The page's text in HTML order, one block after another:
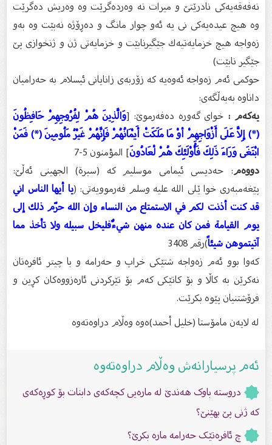
نەفەقەیەكى نادرێتێ و میرات نە وەردەگرێت وە وەریش دەگرێت
وە هیچ عیدەیەكى نى یە ئەو چوار مانگ و دەڕۆژە نەبێت وە بەو
زەواجە هیچ خزمایەتیەك جێگیرنابێت و خزمایەتى ژن و ژنخوازى پێ
جێگیر نابێت)
حوكمى ئەم زەواجە ئەوەیە كە زۆربەى زانایانى ئیسلام بە حەرامیان
داناوە بەبەڵگەى:
یەكەم :خواى گەورە دەفەرموێ: [وَالَّذِينَ هُمْ لِفُرُوجِهِمْ حَافِظُونَ
(*) إِلاَّ عَلَى أَزْوَاجِهِمْ أوْ مَا مَلَكَتْ أَيْمَانُهُمْ فَإِنَّهُمْ غَيْرُ مَلُومِينَ (*) فَمَنْ
ابْتَغَى وَرَاءَ ذَلِكَ فَأُوْلَئِكَ هُمْ لْعَادُونَ] المؤمنون 5-7
دووەم: حەدیسى ئیمامى موسلیم كە (سبرة‌) الجهینی ئەڵێ:
پێغەمبەرى خوا ێلى الله علیه وسلم فەرموویەتى: (يا أيها الناس اني
قد كنت أذنت لكم في الاستمتاع من النساء وإن الله حرّم ذلك إلى
يوم القيامة فمن كان عنده منهن شيءٌفليخل سبيله ولا تأخذ مما
آتيتموهن شيئاً)رقم 3408
كەوا بوو ئەم زەواجە شتێكى خراپ و حەرامە و با چیتر ئافرەتان
نەكرێن بە كاڵا و بۆ كاتێكى كەم بۆ تێركردنى ئارەزووەكان كڕین و
فرۆشتنیان پێوە بكرێت.
لە لایەن مامۆستا (خلیل أحمد)ەوە وەڵام دراوەتەوە
ئەم پرسیارانەش وەڵام دراوەتەوە
دروستە باوک هەندێ لە مارەیی کچەکەى دابنات بۆ کوڕەکەى
کە ژنى پێ بهێنێ؟
چ ئافرەتێک حەرامە مارە بکرێ؟